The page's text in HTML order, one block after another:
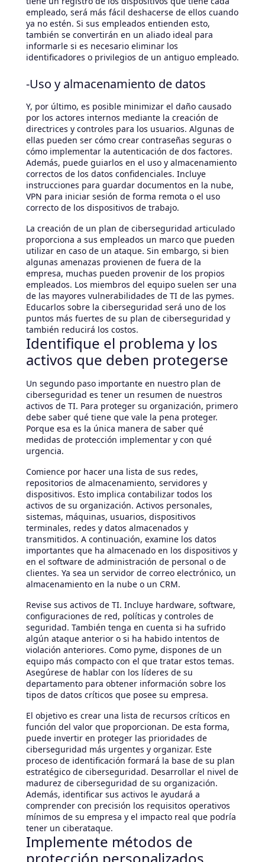
empleado, será más fácil deshacerse de ellos cuando
ya no estén. Si sus empleados entienden esto,
también se convertirán en un aliado ideal para
informarle si es necesario eliminar los
identificadores o privilegios de un antiguo empleado.
-Uso y almacenamiento de datos
Y, por último, es posible minimizar el daño causado
por los actores internos mediante la creación de
directrices y controles para los usuarios. Algunas de
ellas pueden ser cómo crear contraseñas seguras o
cómo implementar la autenticación de dos factores.
Además, puede guiarlos en el uso y almacenamiento
correctos de los datos confidenciales. Incluye
instrucciones para guardar documentos en la nube,
VPN para iniciar sesión de forma remota o el uso
correcto de los dispositivos de trabajo.
La creación de un plan de ciberseguridad articulado
proporciona a sus empleados un marco que pueden
utilizar en caso de un ataque. Sin embargo, si bien
algunas amenazas provienen de fuera de la
empresa, muchas pueden provenir de los propios
empleados. Los miembros del equipo suelen ser una
de las mayores vulnerabilidades de TI de las pymes.
Educarlos sobre la ciberseguridad será uno de los
puntos más fuertes de su plan de ciberseguridad y
también reducirá los costos.
Identifique el problema y los
activos que deben protegerse
Un segundo paso importante en nuestro plan de
ciberseguridad es tener un resumen de nuestros
activos de TI. Para proteger su organización, primero
debe saber qué tiene que vale la pena proteger.
Porque esa es la única manera de saber qué
medidas de protección implementar y con qué
urgencia.
Comience por hacer una lista de sus redes,
repositorios de almacenamiento, servidores y
dispositivos. Esto implica contabilizar todos los
activos de su organización. Activos personales,
sistemas, máquinas, usuarios, dispositivos
terminales, redes y datos almacenados y
transmitidos. A continuación, examine los datos
importantes que ha almacenado en los dispositivos y
en el software de administración de personal o de
clientes. Ya sea un servidor de correo electrónico, un
almacenamiento en la nube o un CRM.
Revise sus activos de TI. Incluye hardware, software,
configuraciones de red, políticas y controles de
seguridad. También tenga en cuenta si ha sufrido
algún ataque anterior o si ha habido intentos de
violación anteriores. Como pyme, dispones de un
equipo más compacto con el que tratar estos temas.
Asegúrese de hablar con los líderes de su
departamento para obtener información sobre los
tipos de datos críticos que posee su empresa.
El objetivo es crear una lista de recursos críticos en
función del valor que proporcionan. De esta forma,
puede invertir en proteger las prioridades de
ciberseguridad más urgentes y organizar. Este
proceso de identificación formará la base de su plan
estratégico de ciberseguridad. Desarrollar el nivel de
madurez de ciberseguridad de su organización.
Además, identificar sus activos le ayudará a
comprender con precisión los requisitos operativos
mínimos de su empresa y el impacto real que podría
tener un ciberataque.
Implemente métodos de